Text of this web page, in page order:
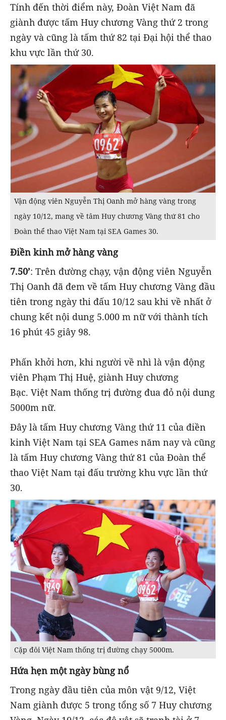
Tính đến thời điểm này, Đoàn Việt Nam đã
giành được tấm Huy chương Vàng thứ 2 trong
ngày và cũng là tấm thứ 82 tại Đại hội thể thao
khu vực lần thứ 30.
Vận động viên Nguyễn Thị Oanh mở hàng vàng trong
ngày 10/12, mang về tâm Huy chương Vàng thứ 81 cho
Đoàn thể thao Việt Nam tại SEA Games 30.
Điền kinh mở hàng vàng
7.50’: Trên đường chạy, vận động viên Nguyễn
Thị Oanh đã đem về tấm Huy chương Vàng đầu
tiên trong ngày thi đấu 10/12 sau khi về nhất ở
chung kết nội dung 5.000 m nữ với thành tích
16 phút 45 giây 98.
Phấn khởi hơn, khi người về nhì là vận động
viên Phạm Thị Huệ, giành Huy chương
Bạc. Việt Nam thống trị đường đua đỏ nội dung
5000m nữ.
Đây là tấm Huy chương Vàng thứ 11 của điền
kinh Việt Nam tại SEA Games năm nay và cũng
là tấm Huy chương Vàng thứ 81 của Đoàn thể
thao Việt Nam tại đấu trường khu vực lần thứ
30.
Cặp đôi Việt Nam thống trị đường chạy 5000m.
Hứa hẹn một ngày bùng nổ
Trong ngày đầu tiên của môn vật 9/12, Việt
Nam giành được 5 trong tổng số 7 Huy chương